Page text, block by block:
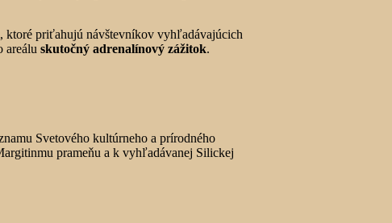
, ktoré priťahujú návštevníkov vyhľadávajúcich
areálu skutočný adrenalínový zážitok.
Svetového kultúrneho a prírodného
prameňu a k vyhľadávanej Silickej